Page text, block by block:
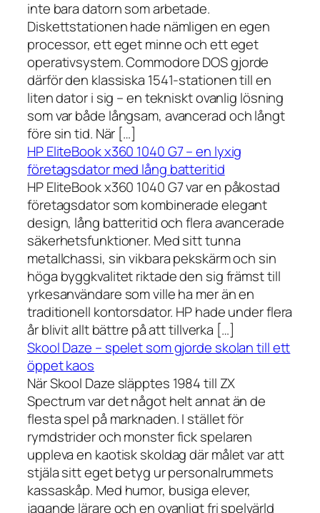
inte bara datorn som arbetade.
Diskettstationen hade nämligen en egen
processor, ett eget minne och ett eget
operativsystem. Commodore DOS gjorde
därför den klassiska 1541-stationen till en
liten dator i sig – en tekniskt ovanlig lösning
som var både långsam, avancerad och långt
före sin tid. När […]
HP EliteBook x360 1040 G7 – en lyxig
företagsdator med lång batteritid
HP EliteBook x360 1040 G7 var en påkostad
företagsdator som kombinerade elegant
design, lång batteritid och flera avancerade
säkerhetsfunktioner. Med sitt tunna
metallchassi, sin vikbara pekskärm och sin
höga byggkvalitet riktade den sig främst till
yrkesanvändare som ville ha mer än en
traditionell kontorsdator. HP hade under flera
år blivit allt bättre på att tillverka […]
Skool Daze – spelet som gjorde skolan till ett
öppet kaos
När Skool Daze släpptes 1984 till ZX
Spectrum var det något helt annat än de
flesta spel på marknaden. I stället för
rymdstrider och monster fick spelaren
uppleva en kaotisk skoldag där målet var att
stjäla sitt eget betyg ur personalrummets
kassaskåp. Med humor, busiga elever,
jagande lärare och en ovanligt fri spelvärld